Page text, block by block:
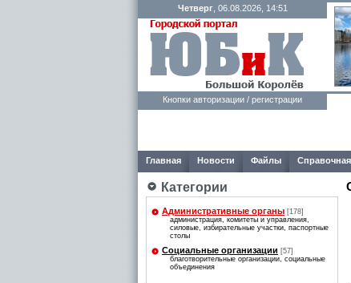
Четверг, 06.08.2026, 14:51
Кнопки авторизации / регистрации
Главная Новости Файлы Справочная
Категории
Административные органы [178]
администрация, комитеты и управления,
силовые, избирательные участки, паспортные
столы
Социальные организации [57]
благотворительные организации, социальные
объединения